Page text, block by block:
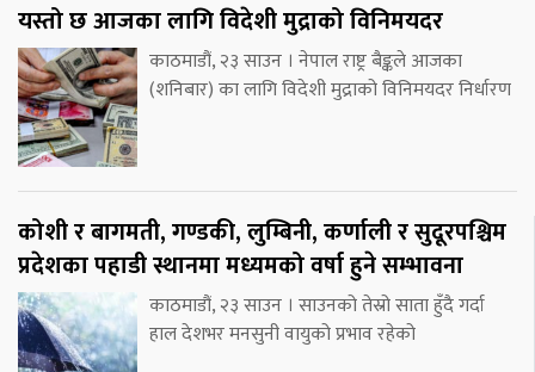
यस्तो छ आजका लागि विदेशी मुद्राको विनिमयदर
काठमाडौं, २३ साउन । नेपाल राष्ट्र बैङ्कले आजका
(शनिबार) का लागि विदेशी मुद्राको विनिमयदर निर्धारण
कोशी र बागमती, गण्डकी, लुम्बिनी, कर्णाली र सुदूरपश्चिम
प्रदेशका पहाडी स्थानमा मध्यमको वर्षा हुने सम्भावना
काठमाडौं, २३ साउन । साउनको तेस्रो साता हुँदै गर्दा
हाल देशभर मनसुनी वायुको प्रभाव रहेको